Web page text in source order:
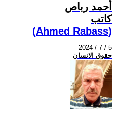
أحمد رباص
كاتب
(Ahmed Rabass)
2024 / 7 / 5
حقوق الانسان